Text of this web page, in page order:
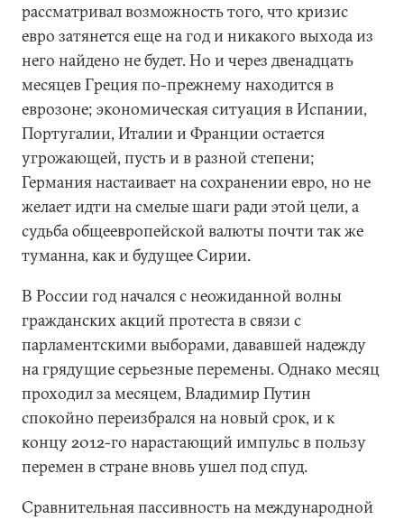
рассматривал возможность того, что кризис
евро затянется еще на год и никакого выхода из
него найдено не будет. Но и через двенадцать
месяцев Греция по-прежнему находится в
еврозоне; экономическая ситуация в Испании,
Португалии, Италии и Франции остается
угрожающей, пусть и в разной степени;
Германия настаивает на сохранении евро, но не
желает идти на смелые шаги ради этой цели, а
судьба общеевропейской валюты почти так же
туманна, как и будущее Сирии.
В России год начался с неожиданной волны
гражданских акций протеста в связи с
парламентскими выборами, дававшей надежду
на грядущие серьезные перемены. Однако месяц
проходил за месяцем, Владимир Путин
спокойно переизбрался на новый срок, и к
концу 2012-го нарастающий импульс в пользу
перемен в стране вновь ушел под спуд.
Сравнительная пассивность на международной